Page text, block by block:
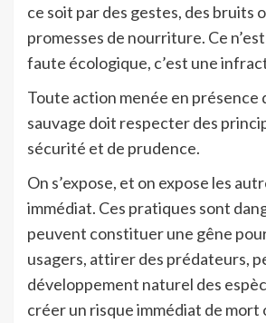
ce soit par des gestes, des bruits
promesses de nourriture. Ce
faute écologique, c’est une
Toute action menée en présence
sauvage doit respecter des
sécurité et de prudence.
On s’expose, et on expose les
immédiat. Ces pratiques sont
peuvent constituer une gêne
usagers, attirer des prédateurs,
développement naturel des
créer un risque immédiat de mort